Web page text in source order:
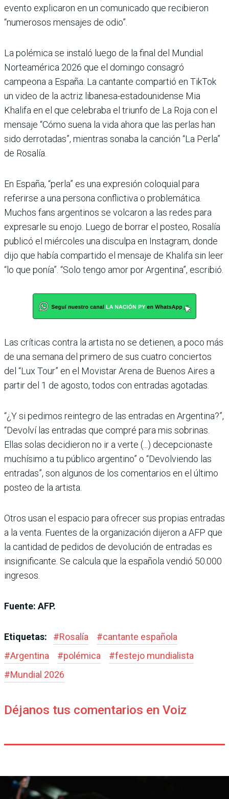
evento explicaron en un comunicado que recibieron
“numerosos mensajes de odio”.
La polémica se instaló luego de la final del Mundial
Norteamérica 2026 que el domingo consagró
campeona a España. La cantante compartió en TikTok
un video de la actriz libanesa-estadounidense Mia
Khalifa en el que celebraba el triunfo de La Roja con el
mensaje “Cómo suena la vida ahora que las perlas han
sido derrotadas”, mientras sonaba la canción “La Perla”
de Rosalía.
En España, “perla” es una expresión coloquial para
referirse a una persona conflictiva o problemática.
Muchos fans argentinos se volcaron a las redes para
expresarle su enojo. Luego de borrar el posteo, Rosalía
publicó el miércoles una disculpa en Instagram, donde
dijo que había compartido el mensaje de Khalifa sin leer
“lo que ponía”. “Solo tengo amor por Argentina”, escribió.
Las críticas contra la artista no se detienen, a poco más
de una semana del primero de sus cuatro conciertos
del “Lux Tour” en el Movistar Arena de Buenos Aires a
partir del 1 de agosto, todos con entradas agotadas.
“¿Y si pedimos reintegro de las entradas en Argentina?”,
“Devolví las entradas que compré para mis sobrinas.
Ellas solas decidieron no ir a verte (...) decepcionaste
muchísimo a tu público argentino” o “Devolviendo las
entradas”, son algunos de los comentarios en el último
posteo de la artista.
Otros usan el espacio para ofrecer sus propias entradas
a la venta. Fuentes de la organización dijeron a AFP que
la cantidad de pedidos de devolución de entradas es
insignificante. Se calcula que la española vendió 50.000
ingresos.
Fuente: AFP.
Etiquetas: #Rosalía #cantante española
#Argentina #polémica #festejo mundialista
#Mundial 2026
Déjanos tus comentarios en Voiz